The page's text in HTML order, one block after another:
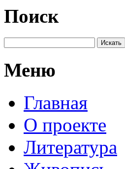
Поиск
Меню
Главная
О проекте
Литература